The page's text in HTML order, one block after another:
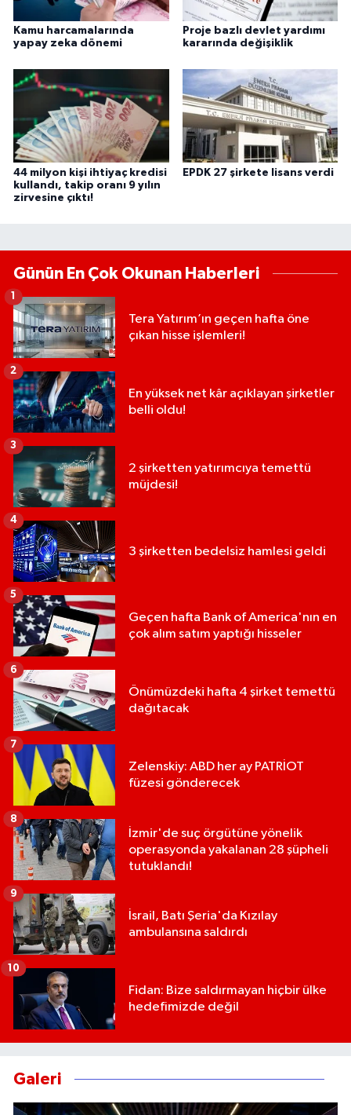
Kamu harcamalarında
yapay zeka dönemi
Proje bazlı devlet yardımı
kararında değişiklik
44 milyon kişi ihtiyaç kredisi
kullandı, takip oranı 9 yılın
zirvesine çıktı!
EPDK 27 şirkete lisans verdi
Günün En Çok Okunan Haberleri
Tera Yatırım’ın geçen hafta öne
çıkan hisse işlemleri!
En yüksek net kâr açıklayan şirketler
belli oldu!
2
2 şirketten yatırımcıya temettü
müjdesi!
3
3 şirketten bedelsiz hamlesi geldi
4
Geçen hafta Bank of America'nın en
çok alım satım yaptığı hisseler
5
Önümüzdeki hafta 4 şirket temettü
dağıtacak
6
Zelenskiy: ABD her ay PATRİOT
füzesi gönderecek
7
İzmir'de suç örgütüne yönelik
operasyonda yakalanan 28 şüpheli
tutuklandı!
8
İsrail, Batı Şeria'da Kızılay
ambulansına saldırdı
9
Fidan: Bize saldırmayan hiçbir ülke
hedefimizde değil
10
Galeri